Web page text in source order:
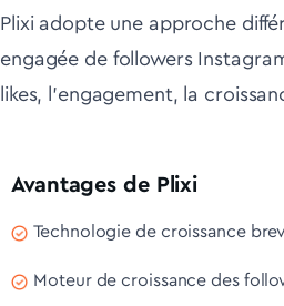
Plixi adopte une approche
engagée de followers
likes, l'engagement, la
Avantages de Plixi
Technologie de croissance
Moteur de croissance des